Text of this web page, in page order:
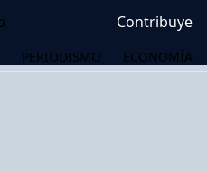
Contribuye
PERIODISMO ECONOMÍA